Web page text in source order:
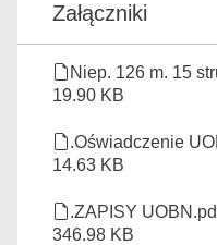
Załączniki
Niep. 126 m. 15
19.90 KB
.Oświadczenie
14.63 KB
.ZAPISY
346.98 KB